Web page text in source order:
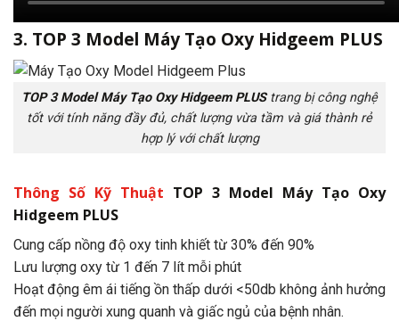
3. TOP 3 Model Máy Tạo Oxy Hidgeem PLUS
TOP 3 Model Máy Tạo Oxy Hidgeem PLUS trang bị công nghệ
tốt với tính năng đầy đủ, chất lượng vừa tầm và giá thành rẻ
hợp lý với chất lượng
Thông Số Kỹ Thuật TOP 3 Model Máy Tạo Oxy
Hidgeem PLUS
Cung cấp nồng độ oxy tinh khiết từ 30% đến 90%
Lưu lượng oxy từ 1 đến 7 lít mỗi phút
Hoạt động êm ái tiếng ồn thấp dưới <50db không ảnh hưởng
đến mọi người xung quanh và giấc ngủ của bệnh nhân.